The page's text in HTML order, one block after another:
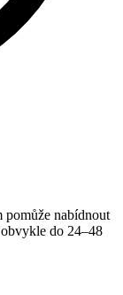
pomůže nabídnout
do 24–48